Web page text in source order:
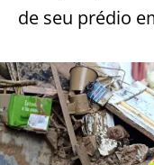
de seu prédio